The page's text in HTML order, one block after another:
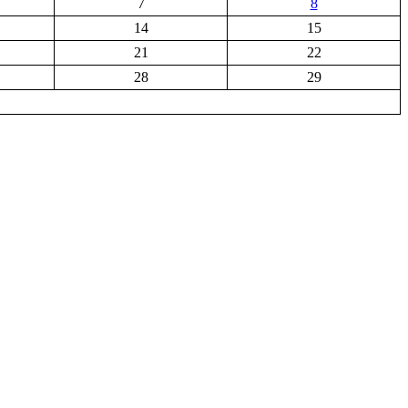
14
15
21
22
28
29